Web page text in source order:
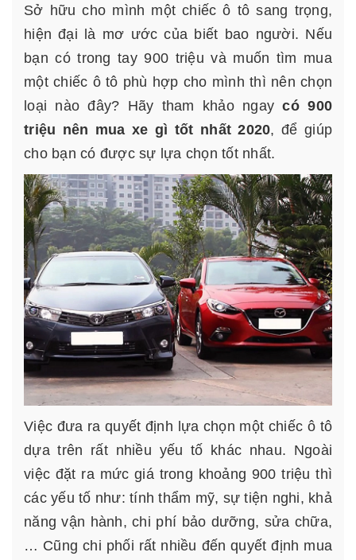
Sở hữu cho mình một chiếc ô tô sang trọng,
hiện đại là mơ ước của biết bao người. Nếu
bạn có trong tay 900 triệu và muốn tìm mua
một chiếc ô tô phù hợp cho mình thì nên chọn
loại nào đây? Hãy tham khảo ngaycó 900
triệu nên mua xe gì tốt nhất 2020, để giúp
cho bạn có được sự lựa chọn tốt nhất.
Việc đưa ra quyết định lựa chọn một chiếc ô tô
dựa trên rất nhiều yếu tố khác nhau. Ngoài
việc đặt ra mức giá trong khoảng 900 triệu thì
các yếu tố như: tính thẩm mỹ, sự tiện nghi, khả
năng vận hành, chi phí bảo dưỡng, sửa chữa,
… Cũng chi phối rất nhiều đến quyết định mua